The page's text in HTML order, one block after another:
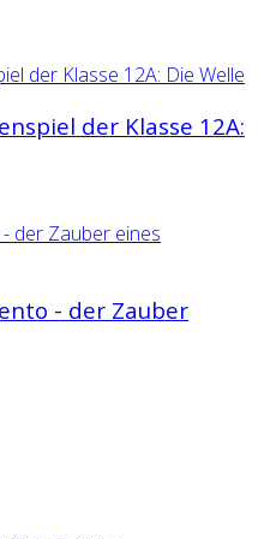
der Klasse 12A:
- der Zauber